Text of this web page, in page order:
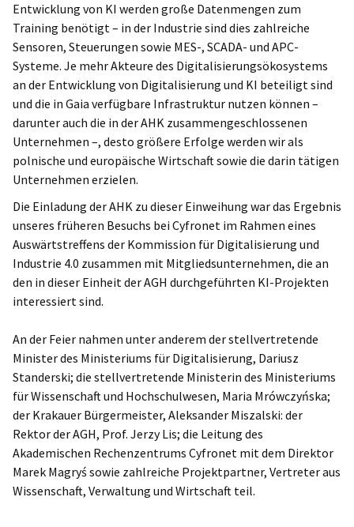
Entwicklung von KI werden große Datenmengen zum
Training benötigt – in der Industrie sind dies zahlreiche
Sensoren, Steuerungen sowie MES-, SCADA- und APC-
Systeme. Je mehr Akteure des Digitalisierungsökosystems
an der Entwicklung von Digitalisierung und KI beteiligt sind
und die in Gaia verfügbare Infrastruktur nutzen können –
darunter auch die in der AHK zusammengeschlossenen
Unternehmen –, desto größere Erfolge werden wir als
polnische und europäische Wirtschaft sowie die darin tätigen
Unternehmen erzielen.
Die Einladung der AHK zu dieser Einweihung war das Ergebnis
unseres früheren Besuchs bei Cyfronet im Rahmen eines
Auswärtstreffens der Kommission für Digitalisierung und
Industrie 4.0 zusammen mit Mitgliedsunternehmen, die an
den in dieser Einheit der AGH durchgeführten KI-Projekten
interessiert sind.
An der Feier nahmen unter anderem der stellvertretende
Minister des Ministeriums für Digitalisierung, Dariusz
Standerski; die stellvertretende Ministerin des Ministeriums
für Wissenschaft und Hochschulwesen, Maria Mrówczyńska;
der Krakauer Bürgermeister, Aleksander Miszalski: der
Rektor der AGH, Prof. Jerzy Lis; die Leitung des
Akademischen Rechenzentrums Cyfronet mit dem Direktor
Marek Magryś sowie zahlreiche Projektpartner, Vertreter aus
Wissenschaft, Verwaltung und Wirtschaft teil.